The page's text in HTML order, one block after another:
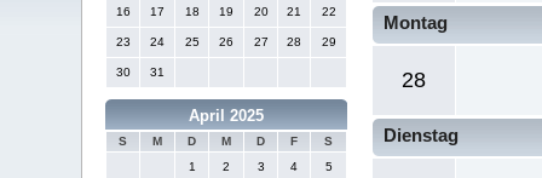
16 17 18 19 20 21 22
23 24 25 26 27 28 29
30 31
April 2025
S M D M D F
S
1
2 3 4 5
Montag
28
Dienstag